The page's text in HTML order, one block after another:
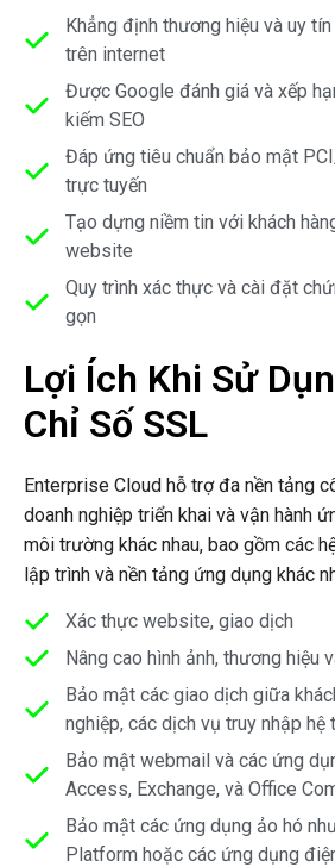
Khẳng định thương hiệu và uy
trên internet
Được Google đánh giá và xếp
kiếm SEO
Đáp ứng tiêu chuẩn bảo mật
trực tuyến
Tạo dựng niềm tin với khách
website
Quy trình xác thực và cài đặt
gọn
Lợi Ích Khi Sử
Chỉ Số SSL
Enterprise Cloud hỗ trợ đa nền tảng
doanh nghiệp triển khai và vận hành
môi trường khác nhau, bao gồm các
lập trình và nền tảng ứng dụng khác
Xác thực website, giao dịch
Nâng cao hình ảnh, thương hiệu
Bảo mật các giao dịch giữa
nghiệp, các dịch vụ truy nhập hệ
Bảo mật webmail và các ứng
Access, Exchange, và Office
Bảo mật các ứng dụng ảo hó
Platform hoặc các ứng dụng